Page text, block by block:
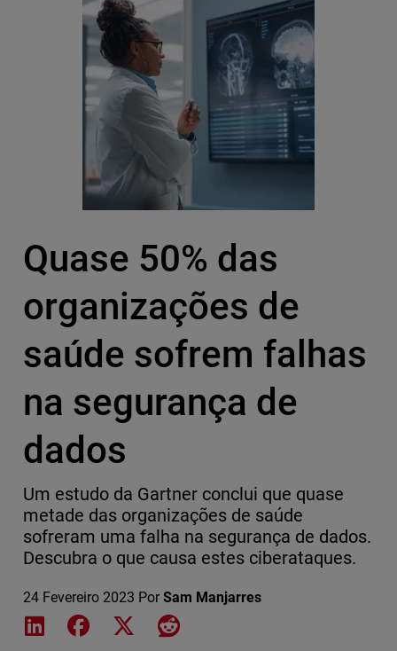
Quase 50% das
organizações de
saúde sofrem falhas
na segurança de
dados
Um estudo da Gartner conclui que quase
metade das organizações de saúde
sofreram uma falha na segurança de dados.
Descubra o que causa estes ciberataques.
24 Fevereiro 2023 Por Sam Manjarres
Share on LinkedIn
Share on Facebook
Share on XShare on Reddit